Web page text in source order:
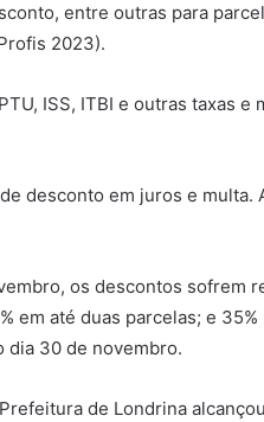
entre outras para
2023).
ISS, ITBI e outras taxas e
desconto em juros e multa.
os descontos sofrem
em até duas parcelas; e
dia 30 de novembro.
de Londrina